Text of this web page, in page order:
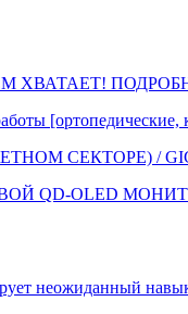
ХВАТАЕТ!
[ортопедические,
СЕКТОРЕ) /
QD-OLED
неожиданный